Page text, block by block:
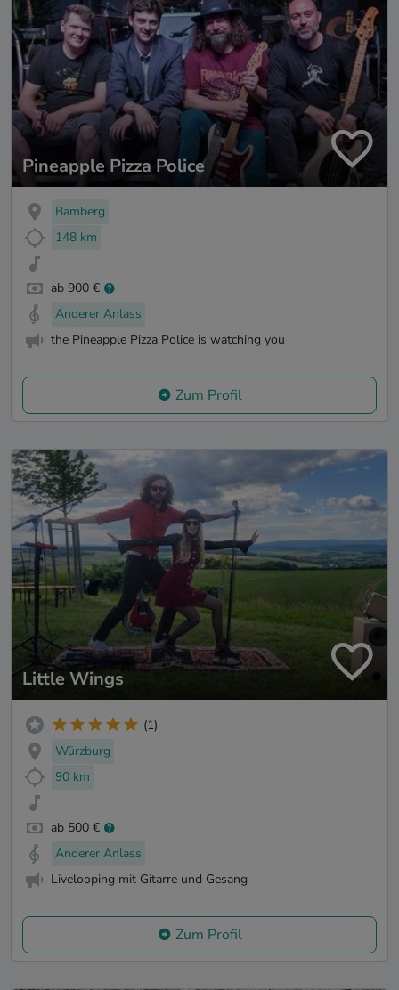
Pineapple Pizza Police
Bamberg
148 km
ab 900 €
Anderer Anlass
the Pineapple Pizza Police is watching you
Zum Profil
Little Wings
(1)
Würzburg
90 km
ab 500 €
Anderer Anlass
Livelooping mit Gitarre und Gesang
Zum Profil